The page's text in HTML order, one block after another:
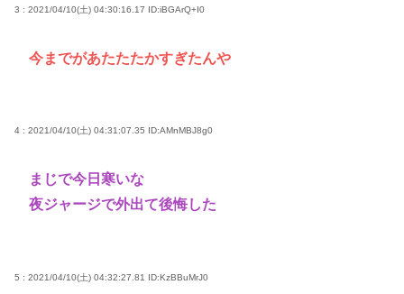
3 : 2021/04/10(土) 04:30:16.17 ID:iBGArQ+I0
今までがあたたたかすぎたんや
4 : 2021/04/10(土) 04:31:07.35 ID:AMnMBJ8g0
まじで今日寒いな
夜ジャージで外出て後悔した
5 : 2021/04/10(土) 04:32:27.81 ID:KzBBuMrJ0